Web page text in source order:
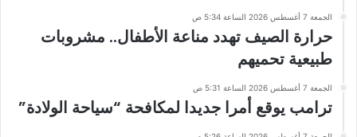
الجمعة 7 أغسطس 2026 الساعة 5:34 ص
حرارة الصيف تهدد مناعة الأطفال.. مشروبات
طبيعية تحميهم
الجمعة 7 أغسطس 2026 الساعة 5:31 ص
ترامب يوقع أمرا جديدا لمكافحة “سياحة الولادة”